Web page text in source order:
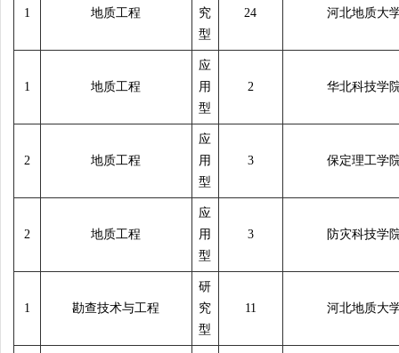
1 地质工程
究
型
24 河北地质大
1 地质工程
应
用
型
2 华北科技学
2 地质工程
应
用
型
3 保定理工学
2 地质工程
应
用
型
3 防灾科技学
1 勘查技术与工程
研
究
型
11 河北地质大